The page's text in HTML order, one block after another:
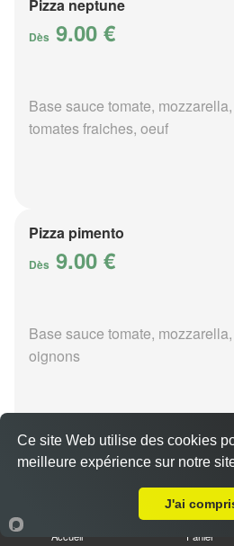
Pizza neptune
Dès 9.00 €
Base sauce tomate,
tomates fraiches, oeuf
Pizza pimento
Dès 9.00 €
Base sauce tomate,
oignons
Pizza poivre
Accueil Panier
Ce site Web utilise des cookies
meilleure expérience sur notre
J'ai